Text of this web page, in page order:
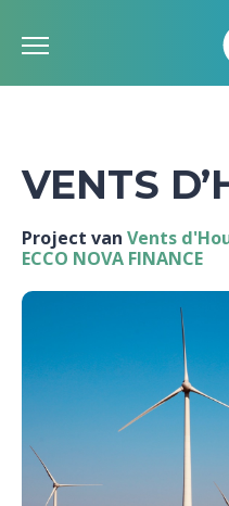
VENTS
Project van Vents
ECCO NOVA FINANCE